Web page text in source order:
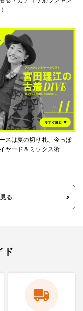
スは夏の切り札、今っぽ
ヤード＆ミックス術
る
ド